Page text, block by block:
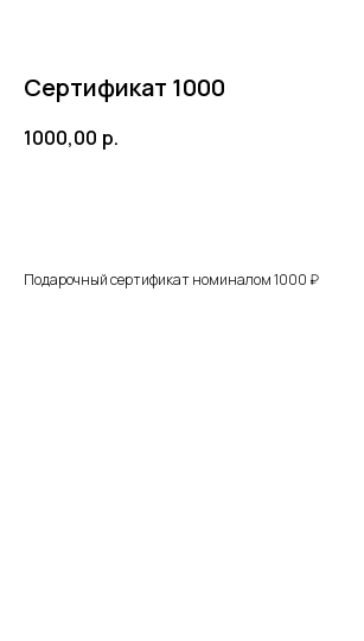
Сертификат 1000
1000,00 р.
Подарочный сертификат номиналом 1000 ₽